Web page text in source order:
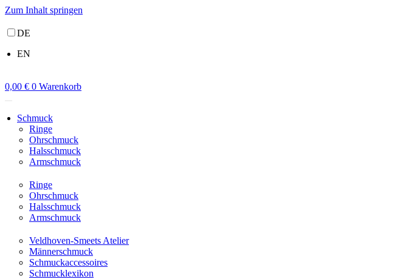
Zum Inhalt springen
DE
EN
0,00 € 0 Warenkorb
Schmuck
Ringe
Ohrschmuck
Halsschmuck
Armschmuck
Ringe
Ohrschmuck
Halsschmuck
Armschmuck
Veldhoven-Smeets Atelier
Männerschmuck
Schmuckaccessoires
Schmucklexikon